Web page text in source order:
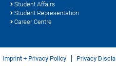
Student Affairs
Student Representation
Career Centre
Imprint + Privacy Policy Privacy